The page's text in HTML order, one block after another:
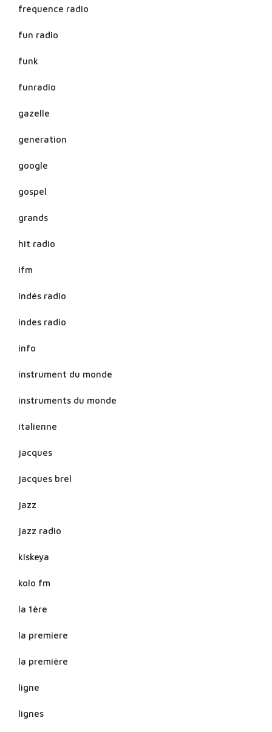
frequence radio
fun radio
funk
funradio
gazelle
generation
google
gospel
grands
hit radio
ifm
indés radio
indes radio
info
instrument du monde
instruments du monde
italienne
jacques
jacques brel
jazz
jazz radio
kiskeya
kolo fm
la 1ère
la premiere
la première
ligne
lignes